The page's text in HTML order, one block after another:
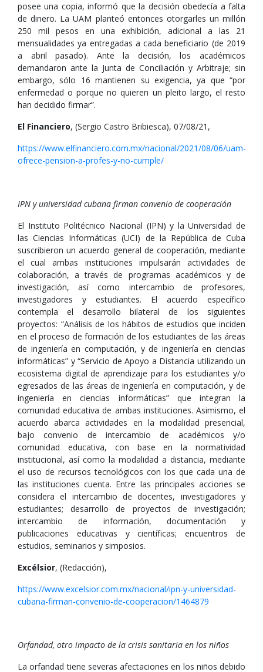
posee una copia, informó que la decisión obedecía a falta
de dinero. La UAM planteó entonces otorgarles un millón
250 mil pesos en una exhibición, adicional a las 21
mensualidades ya entregadas a cada beneficiario (de 2019
a abril pasado). Ante la decisión, los académicos
demandaron ante la Junta de Conciliación y Arbitraje; sin
embargo, sólo 16 mantienen su exigencia, ya que “por
enfermedad o porque no quieren un pleito largo, el resto
han decidido firmar”.
El Financiero, (Sergio Castro Bribiesca), 07/08/21,
https://www.elfinanciero.com.mx/nacional/2021/08/06/uam-
ofrece-pension-a-profes-y-no-cumple/
IPN y universidad cubana firman convenio de cooperación
El Instituto Politécnico Nacional (IPN) y la Universidad de
las Ciencias Informáticas (UCI) de la República de Cuba
suscribieron un acuerdo general de cooperación, mediante
el cual ambas instituciones impulsarán actividades de
colaboración, a través de programas académicos y de
investigación, así como intercambio de profesores,
investigadores y estudiantes. El acuerdo específico
contempla el desarrollo bilateral de los siguientes
proyectos: “Análisis de los hábitos de estudios que inciden
en el proceso de formación de los estudiantes de las áreas
de ingeniería en computación, y de ingeniería en ciencias
informáticas” y “Servicio de Apoyo a Distancia utilizando un
ecosistema digital de aprendizaje para los estudiantes y/o
egresados de las áreas de ingeniería en computación, y de
ingeniería en ciencias informáticas” que integran la
comunidad educativa de ambas instituciones. Asimismo, el
acuerdo abarca actividades en la modalidad presencial,
bajo convenio de intercambio de académicos y/o
comunidad educativa, con base en la normatividad
institucional, así como la modalidad a distancia, mediante
el uso de recursos tecnológicos con los que cada una de
las instituciones cuenta. Entre las principales acciones se
considera el intercambio de docentes, investigadores y
estudiantes; desarrollo de proyectos de investigación;
intercambio de información, documentación y
publicaciones educativas y científicas; encuentros de
estudios, seminarios y simposios.
Excélsior, (Redacción),
https://www.excelsior.com.mx/nacional/ipn-y-universidad-
cubana-firman-convenio-de-cooperacion/1464879
Orfandad, otro impacto de la crisis sanitaria en los niños
La orfandad tiene severas afectaciones en los niños debido